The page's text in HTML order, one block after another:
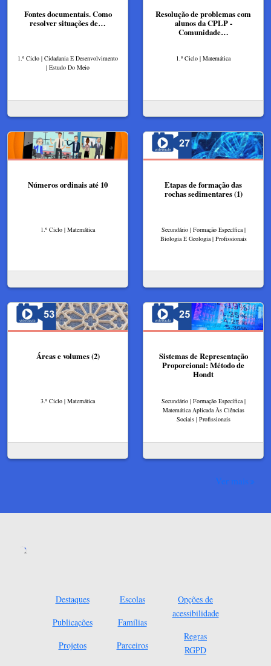
Fontes documentais. Como
resolver situações de…
1.º Ciclo | Cidadania E Desenvolvimento
| Estudo Do Meio
Resolução de problemas com
alunos da CPLP -
Comunidade…
1.º Ciclo | Matemática
Números ordinais até 10
1.º Ciclo | Matemática
Etapas de formação das
rochas sedimentares (1)
Secundário | Formação Específica |
Biologia E Geologia | Profissionais
Áreas e volumes (2)
3.º Ciclo | Matemática
Sistemas de Representação
Proporcional: Método de
Hondt
Secundário | Formação Específica |
Matemática Aplicada Às Ciências
Sociais | Profissionais
Ver mais
Destaques
Publicações
Projetos
Escolas
Famílias
Parceiros
Opções de
acessibilidade
Regras
RGPD